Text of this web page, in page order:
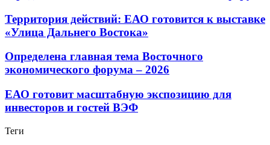
Территория действий: ЕАО готовится к выставке
«Улица Дальнего Востока»
Определена главная тема Восточного
экономического форума – 2026
ЕАО готовит масштабную экспозицию для
инвесторов и гостей ВЭФ
Теги